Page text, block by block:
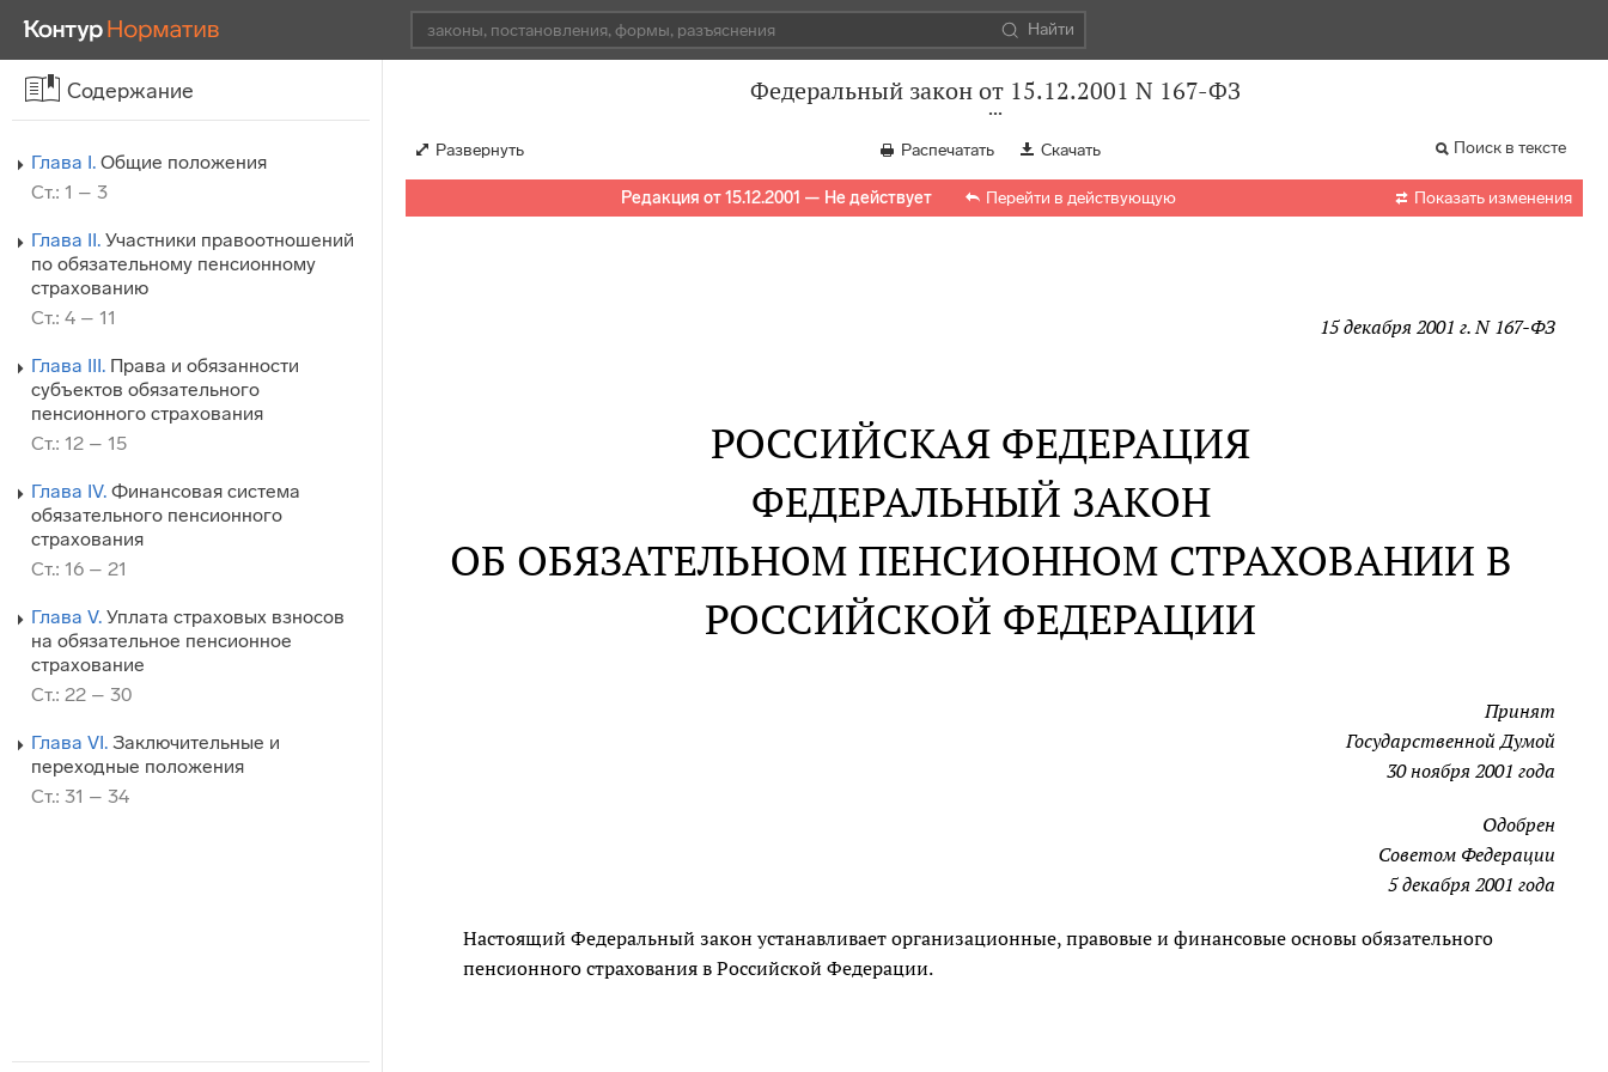
Найти
Содержание
Глава I. Общие положения
Ст.: 1 – 3
Глава II. Участники правоотношений
по обязательному пенсионному
страхованию
Ст.: 4 – 11
Глава III. Права и обязанности
субъектов обязательного
пенсионного страхования
Ст.: 12 – 15
Глава IV. Финансовая система
обязательного пенсионного
страхования
Ст.: 16 – 21
Глава V. Уплата страховых взносов
на обязательное пенсионное
страхование
Ст.: 22 – 30
Глава VI. Заключительные и
переходные положения
Ст.: 31 – 34
Федеральный закон от 15.12.2001 N 167-ФЗ
Развернуть Распечатать Скачать Поиск в тексте
Редакция от 15.12.2001 — Не действует Перейти в действующую  Показать изменения
15 декабря 2001 г. N 167-ФЗ
РОССИЙСКАЯ ФЕДЕРАЦИЯ
ФЕДЕРАЛЬНЫЙ ЗАКОН
ОБ ОБЯЗАТЕЛЬНОМ ПЕНСИОННОМ СТРАХОВАНИИ В
РОССИЙСКОЙ ФЕДЕРАЦИИ
Принят
Государственной Думой
30 ноября 2001 года
Одобрен
Советом Федерации
5 декабря 2001 года
Настоящий Федеральный закон устанавливает организационные, правовые и финансовые основы обязательного
пенсионного страхования в Российской Федерации.